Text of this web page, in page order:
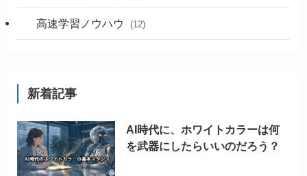
高速学習ノウハウ (12)
新着記事
AI時代に、ホワイトカラーは何
を武器にしたらいいのだろう？